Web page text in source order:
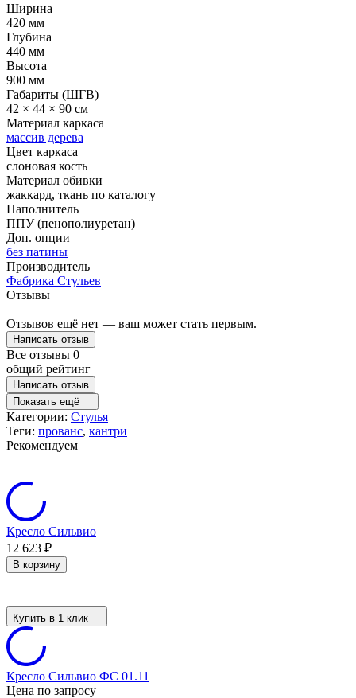
Ширина
420 мм
Глубина
440 мм
Высота
900 мм
Габариты (ШГВ)
42 × 44 × 90 см
Материал каркаса
массив дерева
Цвет каркаса
слоновая кость
Материал обивки
жаккард, ткань по каталогу
Наполнитель
ППУ (пенополиуретан)
Доп. опции
без патины
Производитель
Фабрика Стульев
Отзывы
Отзывов ещё нет — ваш может стать первым.
Написать отзыв
Все отзывы 0
общий рейтинг
Написать отзыв
Показать ещё
Категории: Стулья
Теги: прованс, кантри
Рекомендуем
Кресло Сильвио
12 623 ₽
В корзину
Купить в 1 клик
Кресло Сильвио ФС 01.11
Цена по запросу